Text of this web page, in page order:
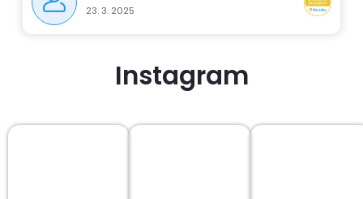
23. 3. 2025
Instagram